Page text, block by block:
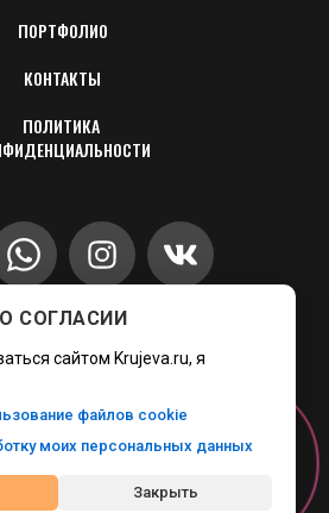
346-89-17
ПОРТФОЛИО
КОНТАКТЫ
ПОЛИТИКА
Онлайн-
СОГЛАСИИ
сайтом Krujeva.ru, я
файлов cookie
моих персональных данных
Закрыть